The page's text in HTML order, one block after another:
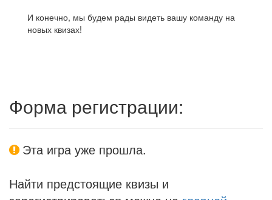
И конечно, мы будем рады видеть вашу команду на
новых квизах!
Форма регистрации:
Эта игра уже прошла.
Найти предстоящие квизы и